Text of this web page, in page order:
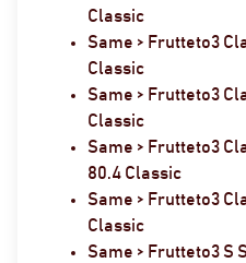
Classic
Same > Frutteto3
Classic
Same > Frutteto3
Classic
Same > Frutteto3
80.4 Classic
Same > Frutteto3
Classic
Same > Frutteto3 S